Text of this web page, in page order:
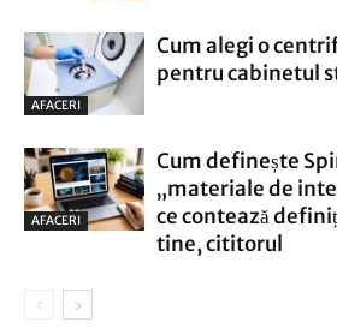
AFACERI
Cum alegi o
pentru cabinetul
AFACERI
Cum definește
„materiale de
ce contează
tine, cititorul